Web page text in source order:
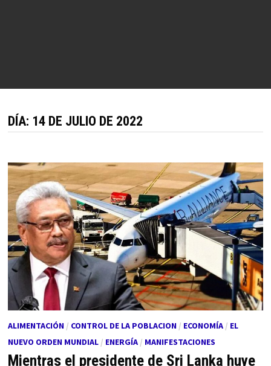
DÍA: 14 DE JULIO DE 2022
ALIMENTACIÓN/ CONTROL DE LA POBLACION/ ECONOMÍA/ EL
NUEVO ORDEN MUNDIAL/ ENERGÍA/ MANIFESTACIONES
Mientras el presidente de Sri Lanka huye